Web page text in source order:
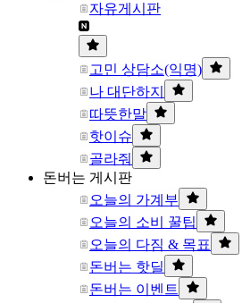
자유게시판
고민 상담소(익명)
나 대단하지
따뜻한말
핫이슈
골라줘
돈버는 게시판
오늘의 가계부
오늘의 소비 꿀팁
오늘의 다짐 & 목표
돈버는 핫딜
돈버는 이벤트